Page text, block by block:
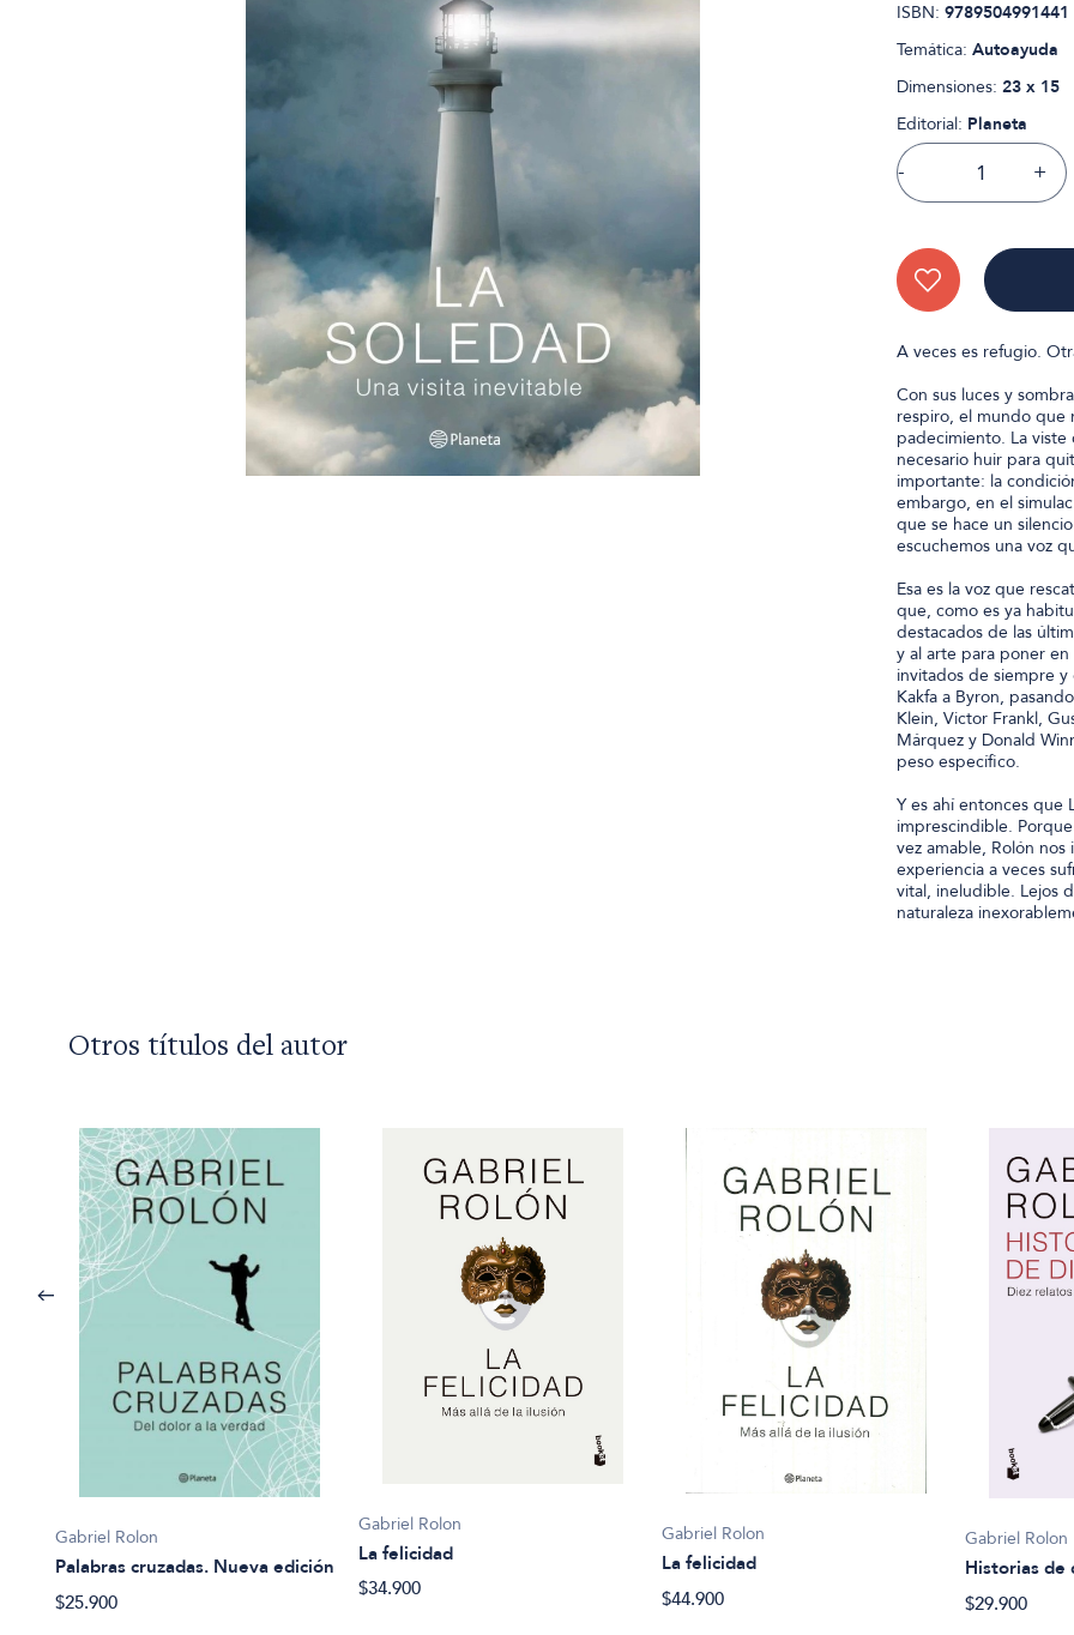
ISBN: 9789504991441
Temática: Autoayuda
Dimensiones: 23 x 15
Editorial: Planeta
- +
A veces es refugio.
Con sus luces y
respiro, el mundo que
padecimiento. La
necesario huir para
importante: la
embargo, en el
que se hace un
escuchemos una voz
Esa es la voz que
que, como es ya
destacados de las
y al arte para poner
invitados de siempre y
Kakfa a Byron,
Klein, Victor Frankl,
Márquez y Donald
peso específico.
Y es ahí entonces que
imprescindible.
vez amable, Rolón
experiencia a veces
vital, ineludible. Lejos
naturaleza
Otros títulos del autor
Gabriel Rolon
Palabras cruzadas. Nueva edición
$25.900
Gabriel Rolon
La felicidad
$34.900
Gabriel Rolon
La felicidad
$44.900
Gabriel Rolon
Historias de
$29.900